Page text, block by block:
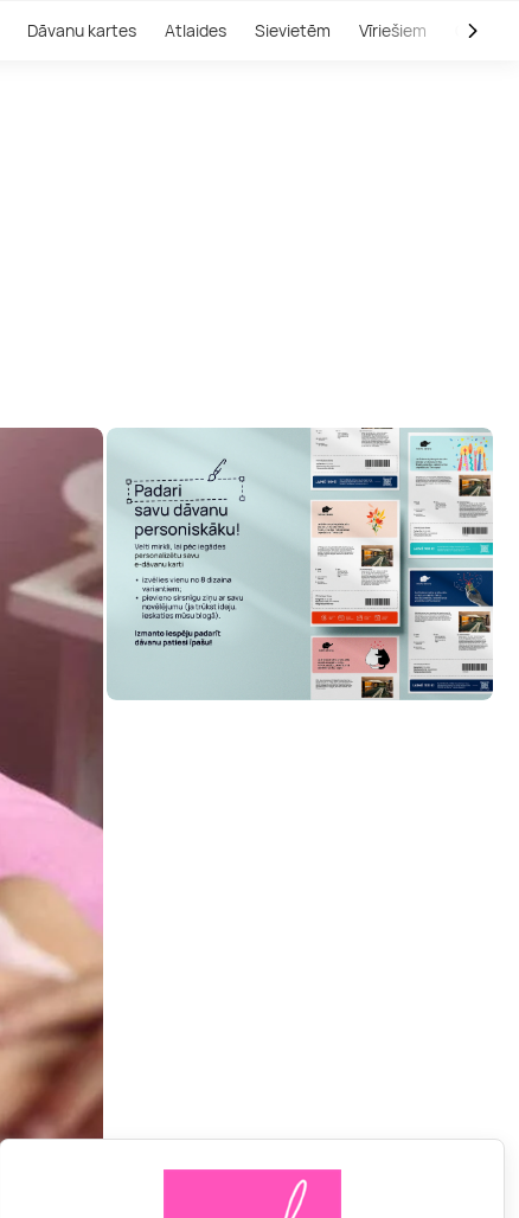
Dāvanu kartes Atlaides Sievietēm Vīriešiem Outlet